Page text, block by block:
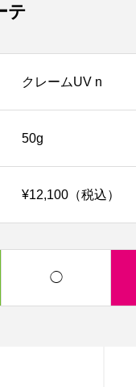
テ
クレームUV n
50g
¥12,100（税込）
◯